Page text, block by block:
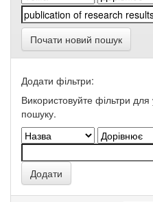
Почати новий пошук
Додати фільтри:
Використовуйте фільтри для
пошуку.